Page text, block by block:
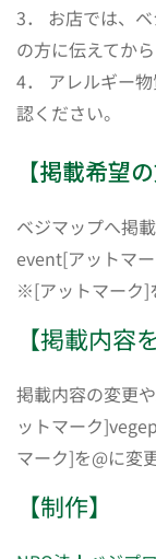
3． お店では、
の方に伝えてか
4． アレルギー
認ください。
【掲載希望の
ベジマップへ掲
event[アットマ
※[アットマーク]
【掲載内容
掲載内容の変更
ットマーク
マーク]を@に変
【制作】